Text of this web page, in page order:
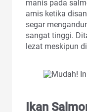
manis pada
amis ketika
segar
sangat tinggi.
lezat meskipun
Ikan